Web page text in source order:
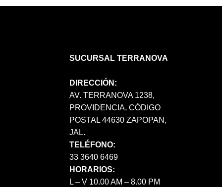
SUCURSAL TERRANOVA
DIRECCIÓN:
AV. TERRANOVA 1238,
PROVIDENCIA, CÓDIGO
POSTAL 44630 ZAPOPAN,
JAL.
TELÉFONO:
33 3640 6469
HORARIOS:
L – V 10.00 AM – 8.00 PM